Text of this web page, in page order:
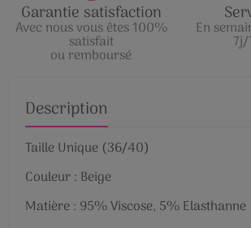
Garantie satisfaction
Avec nous vous êtes 100%
satisfait
ou remboursé
En
Description
Taille Unique (36/40)
Couleur : Beige
Matière : 95% Viscose, 5% Elasthanne